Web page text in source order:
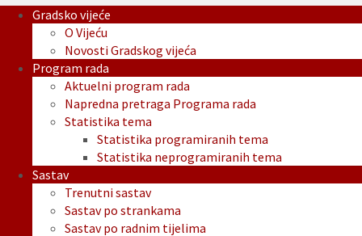
Gradsko vijeće
O Vijeću
Novosti Gradskog vijeća
Program rada
Aktuelni program rada
Napredna pretraga Programa rada
Statistika tema
Statistika programiranih tema
Statistika neprogramiranih tema
Sastav
Trenutni sastav
Sastav po strankama
Sastav po radnim tijelima